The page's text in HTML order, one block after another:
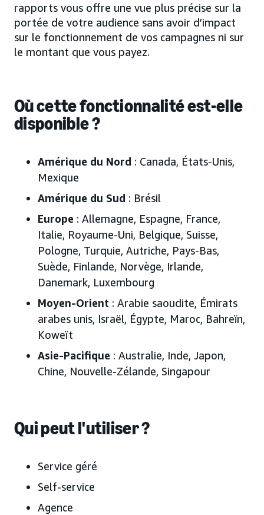
rapports vous offre une vue plus précise sur la
portée de votre audience sans avoir d’impact
sur le fonctionnement de vos campagnes ni sur
le montant que vous payez.
Où cette fonctionnalité est-elle
disponible ?
Amérique du Nord : Canada, États-Unis,
Mexique
Amérique du Sud : Brésil
Europe : Allemagne, Espagne, France,
Italie, Royaume-Uni, Belgique, Suisse,
Pologne, Turquie, Autriche, Pays-Bas,
Suède, Finlande, Norvège, Irlande,
Danemark, Luxembourg
Moyen-Orient : Arabie saoudite, Émirats
arabes unis, Israël, Égypte, Maroc, Bahreïn,
Koweït
Asie-Pacifique : Australie, Inde, Japon,
Chine, Nouvelle-Zélande, Singapour
Qui peut l'utiliser ?
Service géré
Self-service
Agence